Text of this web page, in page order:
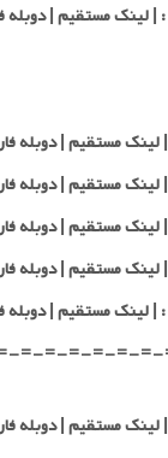
=-=-=-=-=-